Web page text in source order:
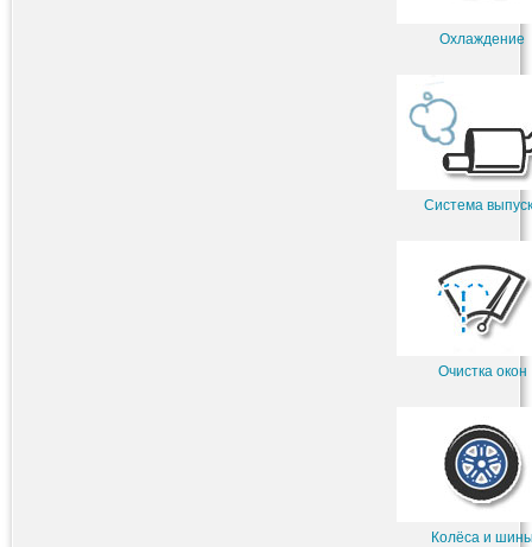
Охлаждение
Система
Очистка окон
Колёса и